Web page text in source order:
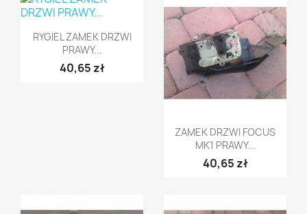
Szybki podgląd
RYGIEL ZAMEK DRZWI
PRAWY...
40,65 zł
Szybki podgląd
ZAMEK DRZWI FOCUS
MK1 PRAWY...
40,65 zł